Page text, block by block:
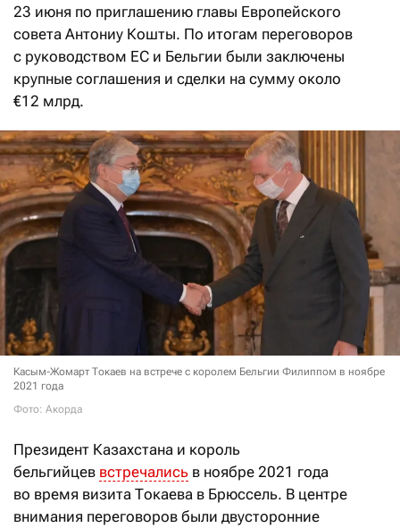
23 июня по приглашению главы Европейского
совета Антониу Кошты. По итогам переговоров
с руководством ЕС и Бельгии были заключены
крупные соглашения и сделки на сумму около
€12 млрд.
Касым-Жомарт Токаев на встрече с королем Бельгии Филиппом в ноябре
2021 года
Фото: Акорда
Президент Казахстана и король
бельгийцев встречались в ноябре 2021 года
во время визита Токаева в Брюссель. В центре
внимания переговоров были двусторонние